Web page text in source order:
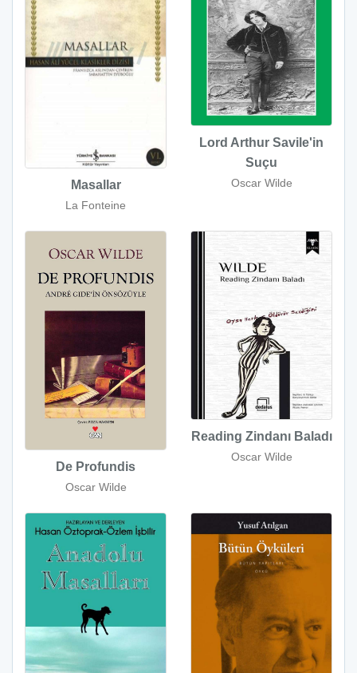
Masallar
La Fonteine
Lord Arthur Savile'in
Suçu
Oscar Wilde
De Profundis
Oscar Wilde
Reading Zindanı Baladı
Oscar Wilde